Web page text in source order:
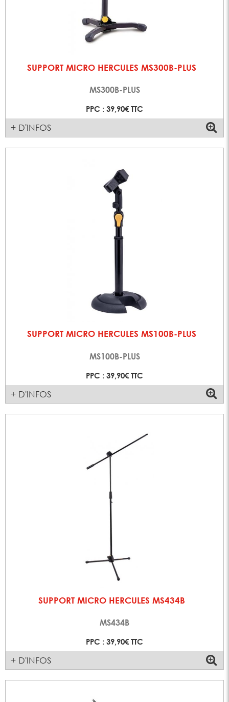
SUPPORT MICRO HERCULES MS300B-PLUS
MS300B-PLUS
PPC : 39,90€ TTC
+ D'INFOS
SUPPORT MICRO HERCULES MS100B-PLUS
MS100B-PLUS
PPC : 39,90€ TTC
+ D'INFOS
SUPPORT MICRO HERCULES MS434B
MS434B
PPC : 39,90€ TTC
+ D'INFOS